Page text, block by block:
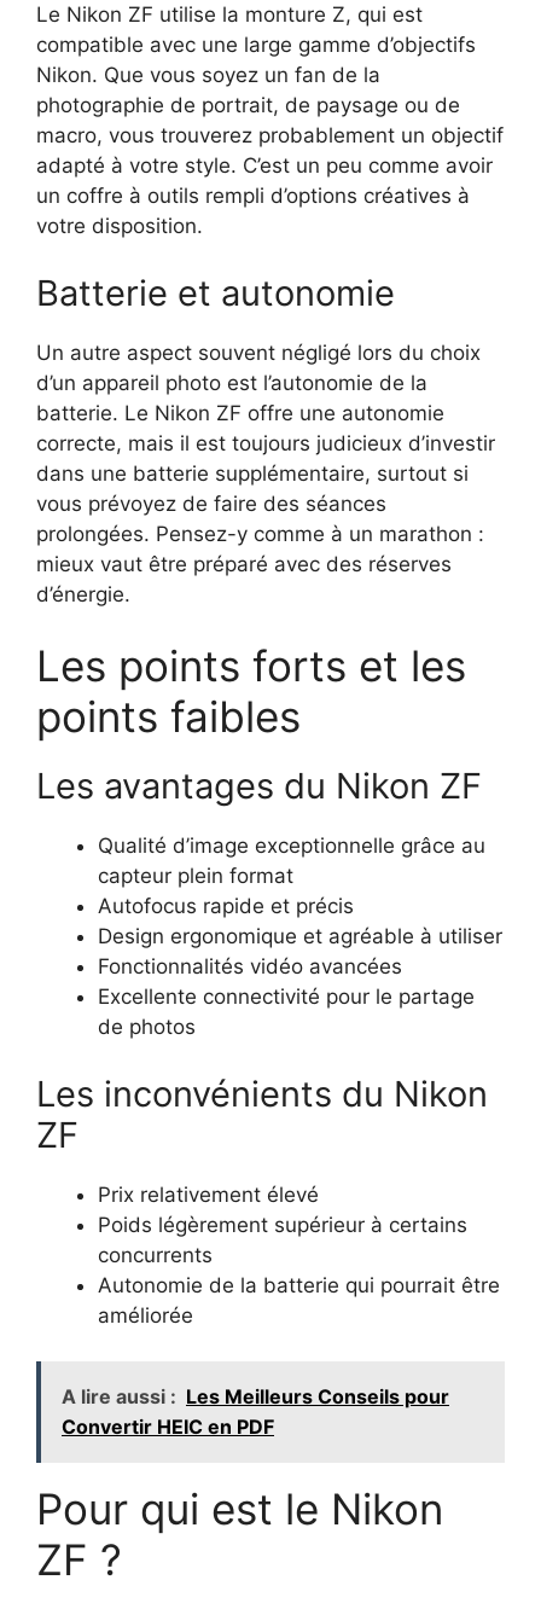
Le Nikon ZF utilise la monture Z, qui est
compatible avec une large gamme d’objectifs
Nikon. Que vous soyez un fan de la
photographie de portrait, de paysage ou de
macro, vous trouverez probablement un objectif
adapté à votre style. C’est un peu comme avoir
un coffre à outils rempli d’options créatives à
votre disposition.
Batterie et autonomie
Un autre aspect souvent négligé lors du choix
d’un appareil photo est l’autonomie de la
batterie. Le Nikon ZF offre une autonomie
correcte, mais il est toujours judicieux d’investir
dans une batterie supplémentaire, surtout si
vous prévoyez de faire des séances
prolongées. Pensez-y comme à un marathon :
mieux vaut être préparé avec des réserves
d’énergie.
Les points forts et les
points faibles
Les avantages du Nikon ZF
Qualité d’image exceptionnelle grâce au
capteur plein format
Autofocus rapide et précis
Design ergonomique et agréable à utiliser
Fonctionnalités vidéo avancées
Excellente connectivité pour le partage
de photos
Les inconvénients du Nikon
ZF
Prix relativement élevé
Poids légèrement supérieur à certains
concurrents
Autonomie de la batterie qui pourrait être
améliorée
A lire aussi : Les Meilleurs Conseils pour
Convertir HEIC en PDF
Pour qui est le Nikon
ZF ?